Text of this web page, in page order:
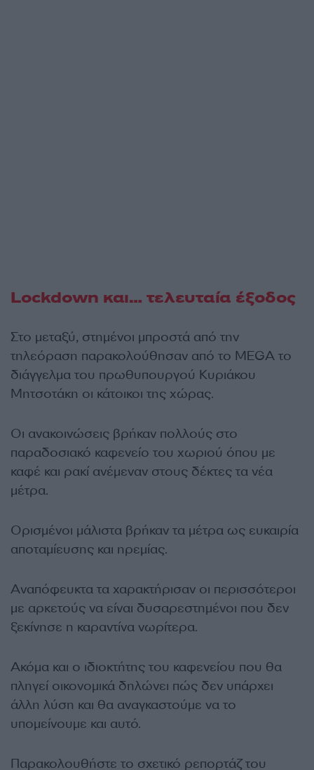
Lockdown και… τελευταία έξοδος
Στο μεταξύ, στημένοι μπροστά από την
τηλεόραση παρακολούθησαν από το MEGA το
διάγγελμα του πρωθυπουργού Κυριάκου
Μητσοτάκη οι κάτοικοι της χώρας.
Οι ανακοινώσεις βρήκαν πολλούς στο
παραδοσιακό καφενείο του χωριού όπου με
καφέ και ρακί ανέμεναν στους δέκτες τα νέα
μέτρα.
Ορισμένοι μάλιστα βρήκαν τα μέτρα ως ευκαιρία
αποταμίευσης και ηρεμίας.
Αναπόφευκτα τα χαρακτήρισαν οι περισσότεροι
με αρκετούς να είναι δυσαρεστημένοι που δεν
ξεκίνησε η καραντίνα νωρίτερα.
Ακόμα και ο ιδιοκτήτης του καφενείου που θα
πληγεί οικονομικά δηλώνει πώς δεν υπάρχει
άλλη λύση και θα αναγκαστούμε να το
υπομείνουμε και αυτό.
Παρακολουθήστε το σχετικό ρεπορτάζ του